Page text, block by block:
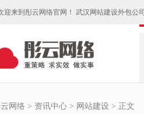
迎来到彤云网络官网！ 武汉网站建设外包公
网络 > 资讯中心 > 网站建设 > 正文